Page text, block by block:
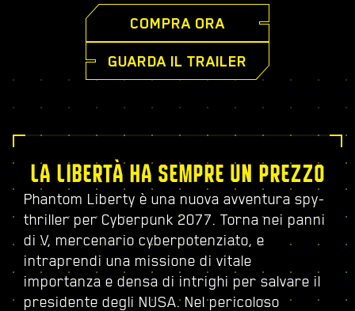
COMPRA ORA
GUARDA IL TRAILER
LA LIBERTÀ HA SEMPRE UN PREZZO
Phantom Liberty è una nuova avventura spy-
thriller per Cyberpunk 2077. Torna nei panni
di V, mercenario cyberpotenziato, e
intraprendi una missione di vitale
importanza e densa di intrighi per salvare il
presidente degli NUSA. Nel pericoloso